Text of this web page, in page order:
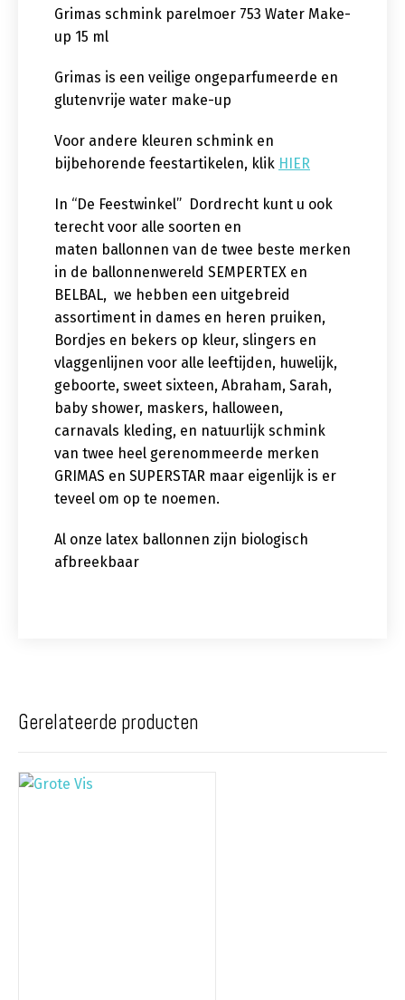
Grimas schmink parelmoer 753 Water Make-
up 15 ml
Grimas is een veilige ongeparfumeerde en
glutenvrije water make-up
Voor andere kleuren schmink en
bijbehorende feestartikelen, klik HIER
In “De Feestwinkel” Dordrecht kunt u ook
terecht voor alle soorten en
maten ballonnen van de twee beste merken
in de ballonnenwereld SEMPERTEX en
BELBAL, we hebben een uitgebreid
assortiment in dames en heren pruiken,
Bordjes en bekers op kleur, slingers en
vlaggenlijnen voor alle leeftijden, huwelijk,
geboorte, sweet sixteen, Abraham, Sarah,
baby shower, maskers, halloween,
carnavals kleding, en natuurlijk schmink
van twee heel gerenommeerde merken
GRIMAS en SUPERSTAR maar eigenlijk is er
teveel om op te noemen.
Al onze latex ballonnen zijn biologisch
afbreekbaar
Gerelateerde producten